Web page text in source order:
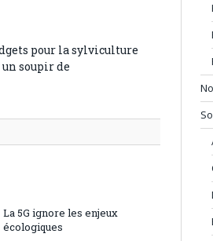
pour la sylviculture
soupir de
La 5G ignore les enjeux
écologiques